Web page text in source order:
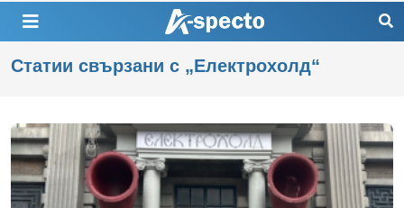
Статии свързани с „Електрохолд“